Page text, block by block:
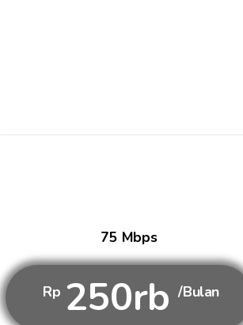
75 Mbps
Rp 250rb /Bulan